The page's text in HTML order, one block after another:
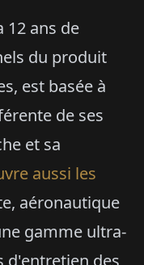
12 ans de
du produit
est basée à
de ses
et sa
aussi les
aéronautique
gamme ultra-
d'entretien des